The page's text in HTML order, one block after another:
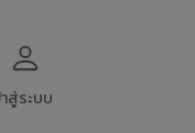
าสู่ระบบ